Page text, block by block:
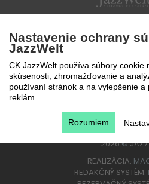
Po - Pi 9 -
0850
2026©
REALIZÁCIA:
REDAKČNÝ SYSTÉM:
Nastavenie ochrany
JazzWelt
CK JazzWelt používa súbory cookie
skúsenosti, zhromažďovanie a
používaní stránok a na vylepšenie a
reklám.
Rozumiem